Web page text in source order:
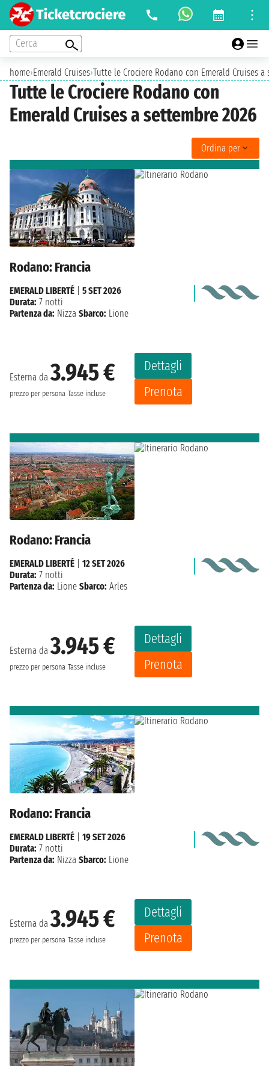
Cerca
home›Emerald Cruises›Tutte le Crociere Rodano con Emerald Cruises a
Tutte le Crociere Rodano con
Emerald Cruises a settembre 2026
Ordina per
Rodano: Francia
Esterna da3.945 €
prezzo per persona Tasse incluse
Dettagli
Prenota
EMERALD LIBERTÉ
5 SET 2026
Durata: 7 notti
Partenza da: Nizza Sbarco: Lione
Rodano: Francia
Esterna da3.945 €
prezzo per persona Tasse incluse
Dettagli
Prenota
EMERALD LIBERTÉ
12 SET 2026
Durata: 7 notti
Partenza da: Lione Sbarco: Arles
Rodano: Francia
Esterna da3.945 €
prezzo per persona Tasse incluse
Dettagli
Prenota
EMERALD LIBERTÉ
19 SET 2026
Durata: 7 notti
Partenza da: Nizza Sbarco: Lione